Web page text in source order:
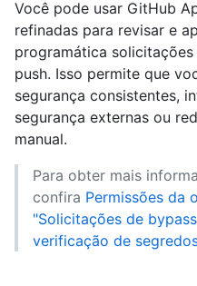
Você pode usar GitHub
refinadas para revisar e
programática
push. Isso permite que
segurança consistentes,
segurança externas ou
manual.
Para obter mais
confira Permissões da
"Solicitações de
verificação de